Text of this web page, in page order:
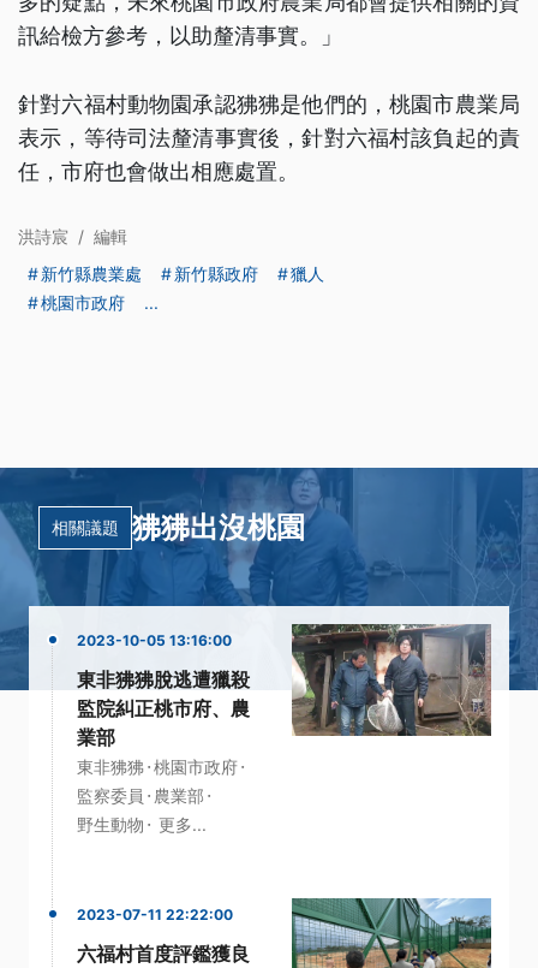
訊給檢方參考，以助釐清事實。」
針對六福村動物園承認狒狒是他們的，桃園市農業局
表示，等待司法釐清事實後，針對六福村該負起的責
任，市府也會做出相應處置。
洪詩宸 / 編輯
新竹縣農業處
新竹縣政府
獵人
桃園市政府
...
相關議題 狒狒出沒桃園
2023-10-05 13:16:00
東非狒狒脫逃遭獵殺
監院糾正桃市府、農
業部
東非狒狒·桃園市政府·
監察委員 · 農業部 ·
野生動物 · 更多...
2023-07-11 22:22:00
六福村首度評鑑獲良